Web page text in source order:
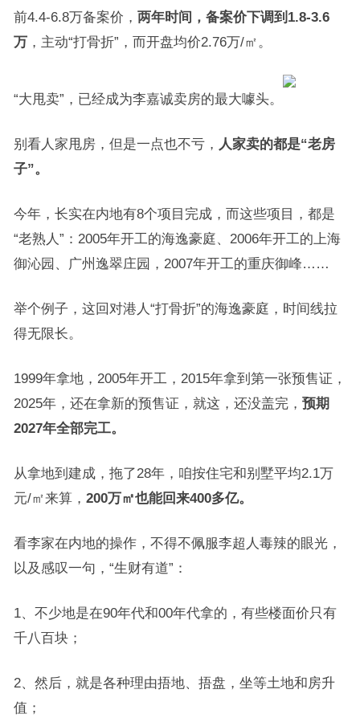
前4.4-6.8万备案价， 两年时间，备案价下调到1.8-3.6
万，主动“打骨折”，而开盘均价2.76万/㎡。
“大甩卖”，已经成为李嘉诚卖房的最大噱头。
别看人家甩房，但是一点也不亏， 人家卖的都是“老房
子”。
今年，长实在内地有8个项目完成，而这些项目，都是
“老熟人”：2005年开工的海逸豪庭、2006年开工的上海
御沁园、广州逸翠庄园，2007年开工的重庆御峰……
举个例子，这回对港人“打骨折”的海逸豪庭，时间线拉
得无限长。
1999年拿地，2005年开工，2015年拿到第一张预售证，
2025年，还在拿新的预售证，就这，还没盖完， 预期
2027年全部完工。
从拿地到建成，拖了28年，咱按住宅和别墅平均2.1万
元/㎡来算， 200万㎡也能回来400多亿。
看李家在内地的操作，不得不佩服李超人毒辣的眼光，
以及感叹一句，“生财有道”：
1、不少地是在90年代和00年代拿的，有些楼面价只有
千八百块；
2、然后，就是各种理由捂地、捂盘，坐等土地和房升
值；